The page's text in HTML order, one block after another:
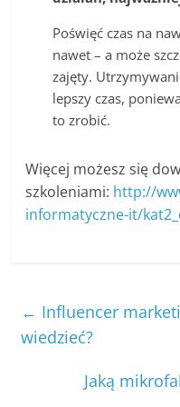
Poświęć czas na
nawet – a może
zajęty.
lepszy czas,
to zrobić.
Więcej możesz się
szkoleniami: http://
informatyczne-it/
← Influencer
wiedzieć?
Jaką